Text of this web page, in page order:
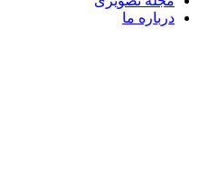
درباره ما